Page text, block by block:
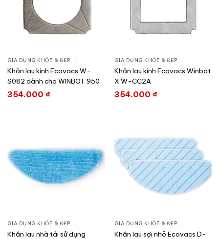
GIA DỤNG KHỎE & ĐẸP, CHĂM SÓC NHÀ CỬA, HÚT BỤI – ROBOT HÚT BỤI
Khăn lau kính Ecovacs W-
S082 dành cho WINBOT 950
354.000 ₫
GIA DỤNG KHỎE & ĐẸP, CHĂM SÓC
Khăn lau kính Ecovacs Winbot
X W-CC2A
354.000 ₫
GIA DỤNG KHỎE & ĐẸP, CHĂM SÓC NHÀ CỬA, HÚT BỤI – ROBOT HÚT BỤI
Khăn lau nhà tái sử dụng
GIA DỤNG KHỎE & ĐẸP, CHĂM SÓC
Khăn lau sợi nhỏ Ecovacs D-